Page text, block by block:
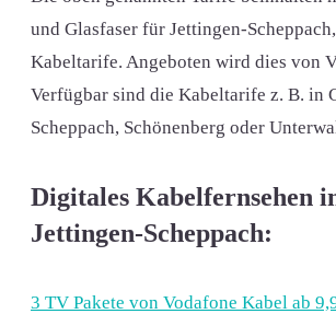
und Glasfaser für Jettingen-
Kabeltarife. Angeboten wird dies von
Verfügbar sind die Kabeltarife z. B. in
Scheppach, Schönenberg oder
Digitales Kabelfernsehen
Jettingen-Scheppach:
3 TV Pakete von Vodafone Kabel ab